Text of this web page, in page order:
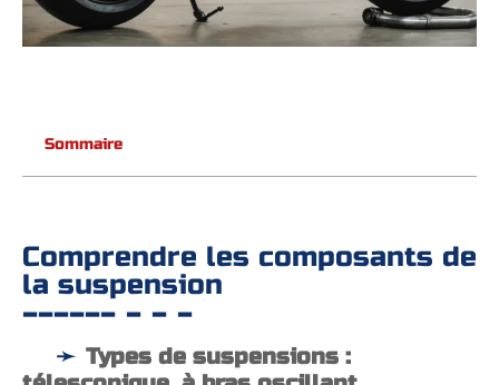
Sommaire
Comprendre les composants de
la suspension
Types de suspensions :